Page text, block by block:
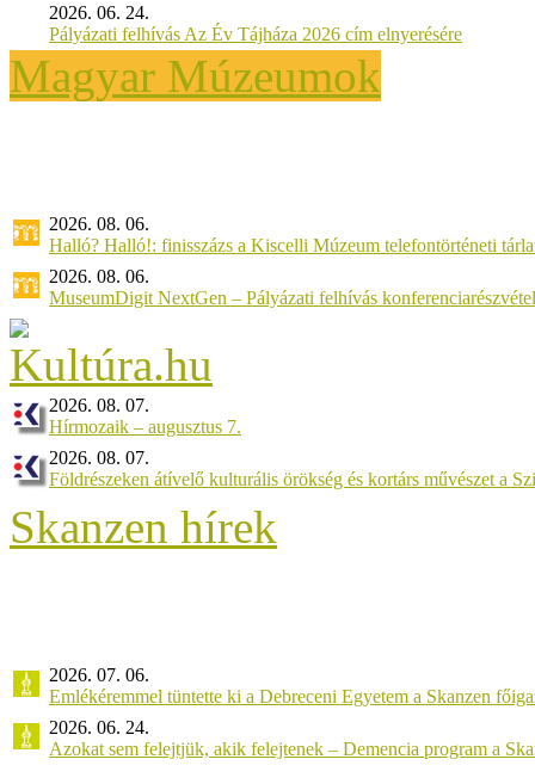
2026. 06. 24.
Pályázati felhívás Az Év Tájháza 2026 cím elnyerésére
Magyar Múzeumok
2026. 08. 06.
Halló? Halló!: finisszázs a Kiscelli Múzeum telefontörténeti
2026. 08. 06.
MuseumDigit NextGen – Pályázati felhívás
2026. 08. 07.
Hírmozaik – augusztus 7.
2026. 08. 07.
Földrészeken átívelő kulturális örökség és kortárs művészet a
Skanzen hírek
2026. 07. 06.
Emlékéremmel tüntette ki a Debreceni Egyetem a Skanzen
2026. 06. 24.
Azokat sem felejtjük, akik felejtenek – Demencia program a